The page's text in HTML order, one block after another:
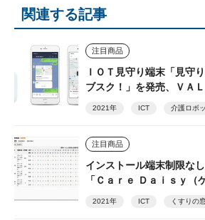
関連する記事
注目商品
ＩＯＴ見守り端末「見守
ブスク！」を発売、ＶＡ
2021年 ICT 介護ロボ
注目商品
インストール端末制限な
「Ｃａｒｅ Ｄａｉｓｙ
2021年 ICT くすりの